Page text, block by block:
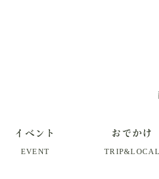
イベント
EVENT
おでかけ
TRIP&LOCAL